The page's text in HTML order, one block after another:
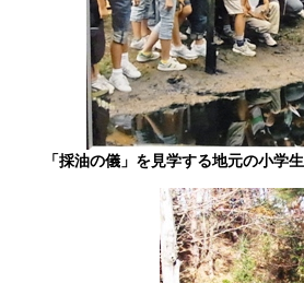
「採油の儀」を見学する地元の小学生